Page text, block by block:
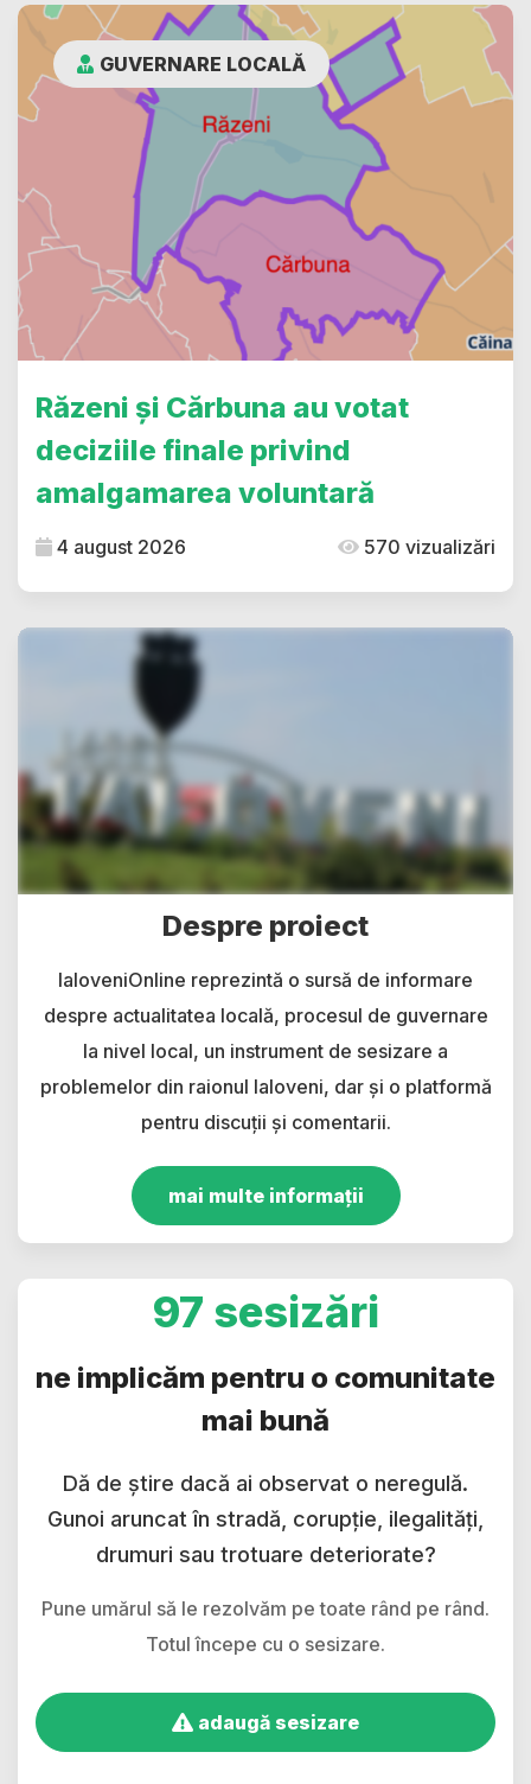
GUVERNARE LOCALĂ
Răzeni și Cărbuna au votat
deciziile finale privind
amalgamarea voluntară
4 august 2026 570 vizualizări
Despre proiect
IaloveniOnline reprezintă o sursă de informare
despre actualitatea locală, procesul de guvernare
la nivel local, un instrument de sesizare a
problemelor din raionul Ialoveni, dar și o platformă
pentru discuții și comentarii.
mai multe informații
97 sesizări
ne implicăm pentru o comunitate
mai bună
Dă de știre dacă ai observat o neregulă.
Gunoi aruncat în stradă, corupție, ilegalități,
drumuri sau trotuare deteriorate?
Pune umărul să le rezolvăm pe toate rând pe rând.
Totul începe cu o sesizare.
adaugă sesizare